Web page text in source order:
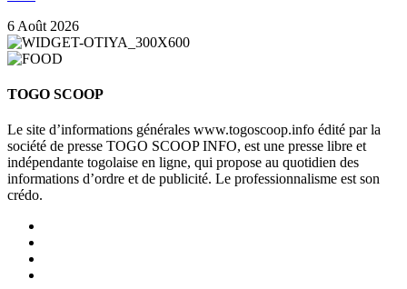
6 Août 2026
TOGO SCOOP
Le site d’informations générales www.togoscoop.info édité par la
société de presse TOGO SCOOP INFO, est une presse libre et
indépendante togolaise en ligne, qui propose au quotidien des
informations d’ordre et de publicité. Le professionnalisme est son
crédo.